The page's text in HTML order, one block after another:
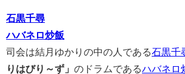
石黒千尋
ハバネロ炒飯
司会は結月ゆかりの中の人である石黒千
りはびり～ず」 のドラムであるハバネロ